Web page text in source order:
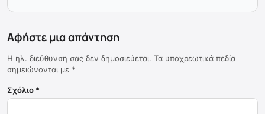
Αφήστε μια απάντηση
Η ηλ. διεύθυνση σας δεν δημοσιεύεται. Τα υποχρεωτικά πεδία
σημειώνονται με *
Σχόλιο *